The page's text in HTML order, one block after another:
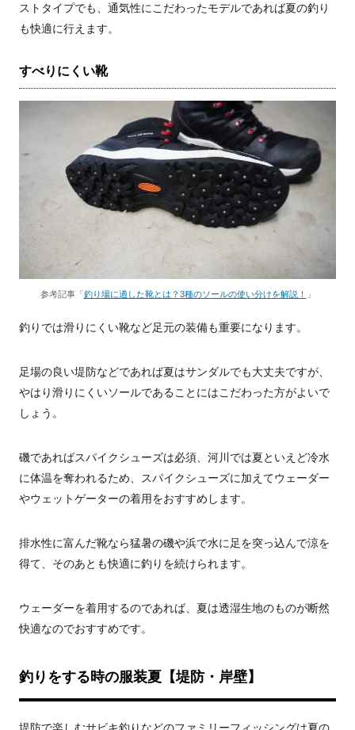
ストタイプでも、通気性にこだわったモデルであれば夏の釣り
も快適に行えます。
すべりにくい靴
参考記事「釣り場に適した靴とは？3種のソールの使い分けを解説！ 」
釣りでは滑りにくい靴など足元の装備も重要になります。
足場の良い堤防などであれば夏はサンダルでも大丈夫ですが、
やはり滑りにくいソールであることにはこだわった方がよいで
しょう。
磯であればスパイクシューズは必須、河川では夏といえど冷水
に体温を奪われるため、スパイクシューズに加えてウェーダー
やウェットゲーターの着用をおすすめします。
排水性に富んだ靴なら猛暑の磯や浜で水に足を突っ込んで涼を
得て、そのあとも快適に釣りを続けられます。
ウェーダーを着用するのであれば、夏は透湿生地のものが断然
快適なのでおすすめです。
釣りをする時の服装夏【堤防・岸壁】